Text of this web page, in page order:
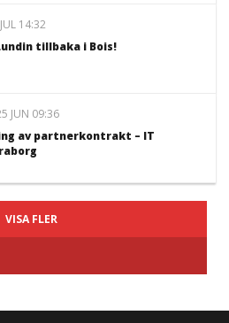
14:32
tillbaka i Bois!
JUN 09:36
av partnerkontrakt – IT
VISA FLER